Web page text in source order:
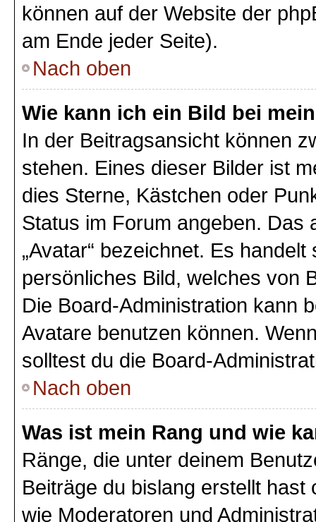
können auf der Website der
am Ende jeder Seite).
Nach oben
Wie kann ich ein Bild bei
In der Beitragsansicht können
stehen. Eines dieser Bilder ist
dies Sterne, Kästchen oder
Status im Forum angeben. Das
„Avatar“ bezeichnet. Es
persönliches Bild, welches von
Die Board-Administration kann
Avatare benutzen können.
solltest du die Board-
Nach oben
Was ist mein Rang und wie
Ränge, die unter deinem
Beiträge du bislang erstellt
wie Moderatoren und